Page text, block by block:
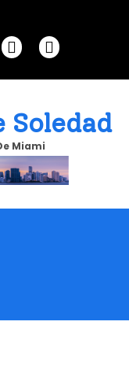
Soledad
Miami